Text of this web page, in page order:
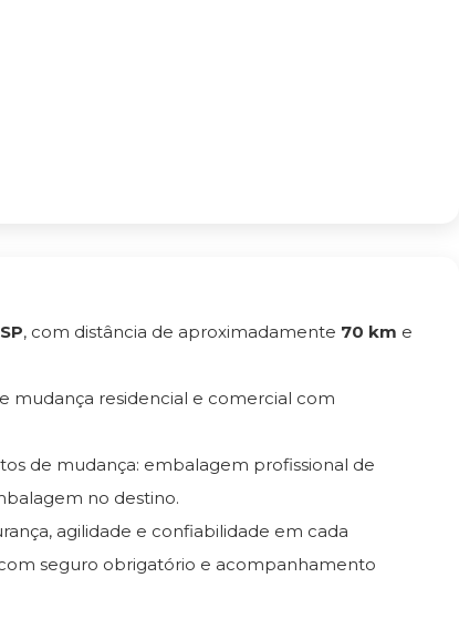
, com distância de aproximadamente 70 km e
mudança residencial e comercial com
de mudança: embalagem profissional de
no destino.
agilidade e confiabilidade em cada
seguro obrigatório e acompanhamento